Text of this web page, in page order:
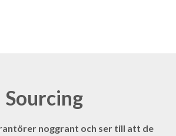
Sourcing
antörer noggrant och ser till att de